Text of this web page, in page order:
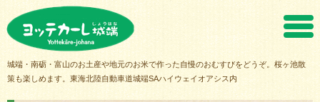
城端・南砺・富山のお土産や地元のお米で作った自慢のおむすびをどうぞ。桜ヶ池散
策も楽しめます。東海北陸自動車道城端SAハイウェイオアシス内